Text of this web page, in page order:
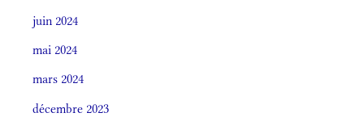
juin 2024
mai 2024
mars 2024
décembre 2023